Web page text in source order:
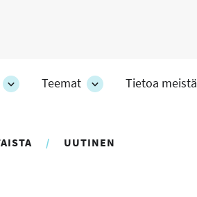
PalvelutTeemat
TeematTietoa meistä
UUTINEN